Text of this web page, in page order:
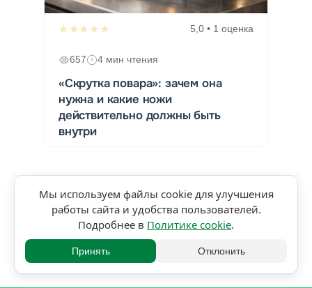
★★★★★ 5,0 • 1 оценка
657 4 мин чтения
«Скрутка повара»: зачем она
нужна и какие ножи
действительно должны быть
внутри
Мы используем файлы cookie для улучшения
работы сайта и удобства пользователей.
Подробнее в Политике cookie.
Принять Отклонить